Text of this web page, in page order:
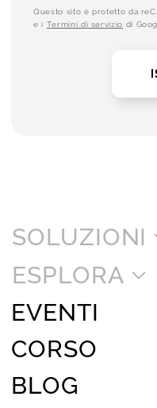
Questo sito è protetto da
e i Termini di servizio di
SOLUZIONI
ESPLORA
EVENTI
CORSO
BLOG